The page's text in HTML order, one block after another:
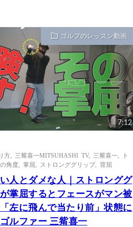
ゴルフのレッスン動画
7:12
方
三觜喜一MITSUHASHI TV, 三觜喜一
ト
角度 掌屈 ストロンググリップ, 背屈
人とダメな人｜ストロンググ
掌屈するとフェースがマン被
左に飛んで当たり前」状態に
ルファー 三觜喜一